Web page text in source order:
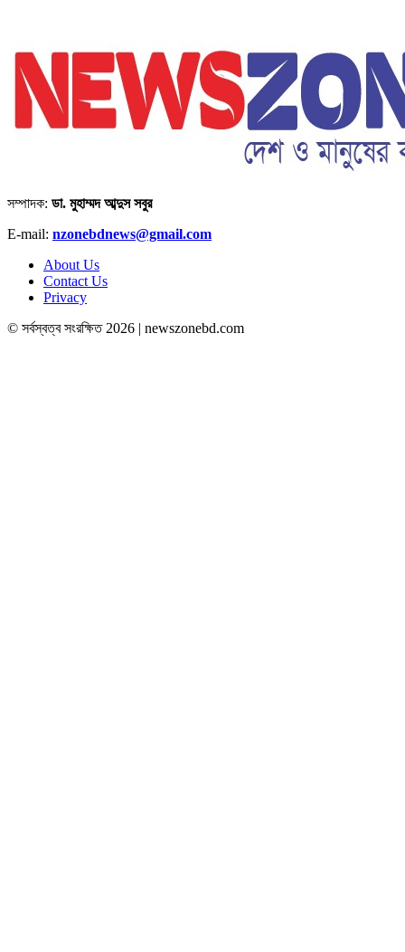
সম্পাদক: ডা. মুহাম্মদ আব্দুস সবুর
E-mail: nzonebdnews@gmail.com
About Us
Contact Us
Privacy
© সর্বস্বত্ব সংরক্ষিত 2026 | newszonebd.com